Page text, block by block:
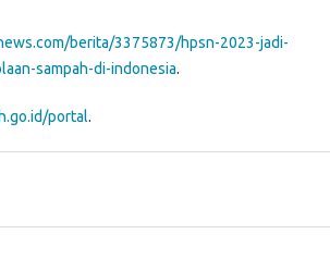
berita/3375873/hpsn-2023-jadi-
sampah-di-indonesia.
portal.